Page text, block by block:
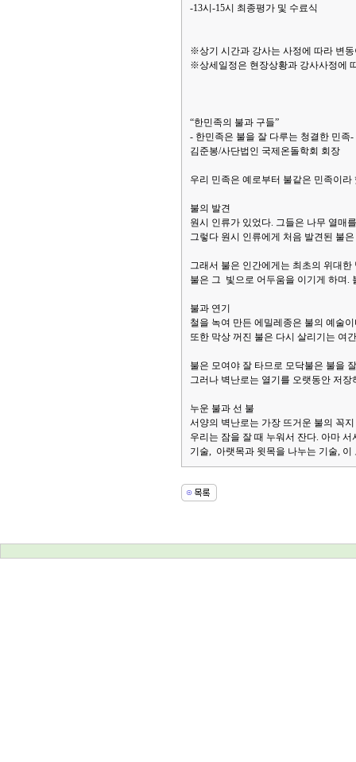
-13시-15시 최종평가 및 수료식
※상기 시간과 강사는 사정에 따라 변
※상세일정은 현장상황과 강사사정에
“한민족의 불과 구들”
- 한민족은 불을 잘 다루는 청결한 민족-
김준봉/사단법인 국제온돌학회 회장
우리 민족은 예로부터 불같은 민족이
불의 발견
원시 인류가 있었다. 그들은 나무 열매
그렇다 원시 인류에게 처음 발견된 불
그래서 불은 인간에게는 최초의 위대
불은 그 빛으로 어두움을 이기게 하며.
불과 연기
철을 녹여 만든 에밀레종은 불의 예술
또한 막상 꺼진 불은 다시 살리기는 여
불은 모여야 잘 타므로 모닥불은 불을
그러나 벽난로는 열기를 오랫동안 저
누운 불과 선 불
서양의 벽난로는 가장 뜨거운 불의 꼭
우리는 잠을 잘 때 누워서 잔다. 아마
기술, 아랫목과 윗목을 나누는 기술,